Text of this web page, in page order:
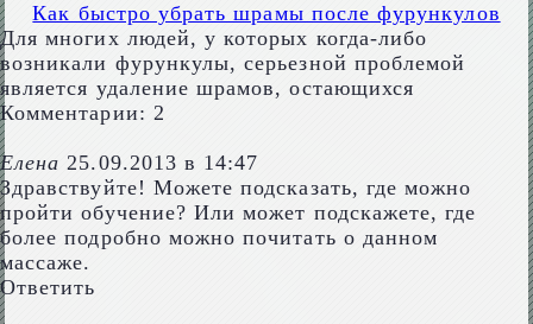
Как быстро убрать шрамы после фурункулов
Для многих людей, у которых когда-либо
возникали фурункулы, серьезной проблемой
является удаление шрамов, остающихся
Комментарии: 2
Елена 25.09.2013 в 14:47
Здравствуйте! Можете подсказать, где можно
пройти обучение? Или может подскажете, где
более подробно можно почитать о данном
массаже.
Ответить